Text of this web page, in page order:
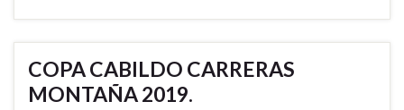
COPA CABILDO CARRERAS
MONTAÑA 2019.